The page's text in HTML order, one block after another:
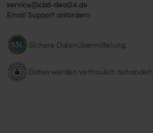
service@cbd-deal24.de
Email Support anfordern
Sichere Datenübermittelung.
Daten werden vertraulich behandelt.